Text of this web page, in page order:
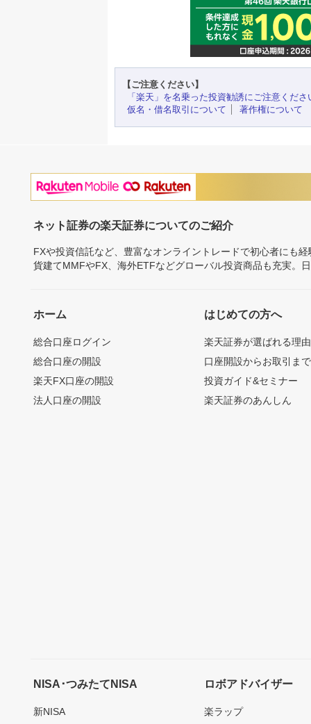
【ご注意ください】
「楽天」を名乗った投資勧誘にご注意くださ
仮名・借名取引について
著作権について
ネット証券の楽天証券についてのご紹介
FXや投資信託など、豊富なオンライントレードで初心者にも
貨建てMMFやFX、海外ETFなどグローバル投資商品も充実。
ホーム
総合口座ログイン
総合口座の開設
楽天FX口座の開設
法人口座の開設
はじめての方へ
楽天証券が選ばれる理由
口座開設からお取引ま
投資ガイド&セミナー
楽天証券のあんしん
NISA･つみたてNISA
新NISA
ロボアドバイザー
楽ラップ